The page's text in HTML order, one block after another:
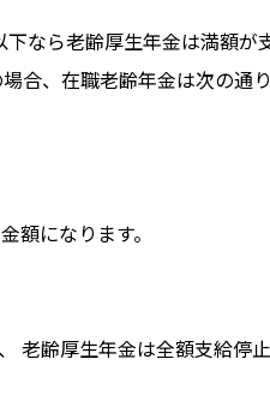
なら老齢厚生年金は満額が
合、在職老齢年金は次の通り
額になります。
老齢厚生年金は全額支給停止